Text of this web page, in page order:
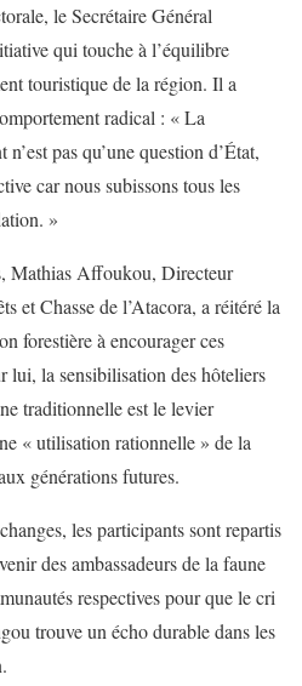
le Secrétaire Général
qui touche à l’équilibre
touristique de la région. Il a
radical : « La
pas qu’une question d’État,
car nous subissons tous les
»
Mathias Affoukou, Directeur
et Chasse de l’Atacora, a réitéré la
forestière à encourager ces
lui, la sensibilisation des hôteliers
traditionnelle est le levier
« utilisation rationnelle » de la
générations futures.
les participants sont repartis
des ambassadeurs de la faune
respectives pour que le cri
trouve un écho durable dans les